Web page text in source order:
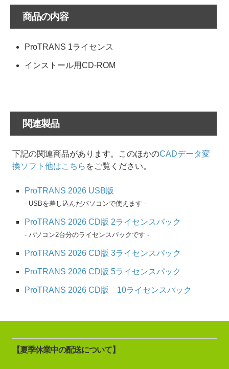
商品の内容
ProTRANS 1ライセンス
インストール用CD-ROM
関連製品
下記の関連商品があります。このほかのCADデータ変
換ソフト他はこちら をご覧ください。
ProTRANS 2026 USB版
- USBを差し込んだパソコンで使えます -
ProTRANS 2026 CD版 2ライセンスパック
- パソコン2台分のライセンスパックです -
ProTRANS 2026 CD版 3ライセンスパック
ProTRANS 2026 CD版 5ライセンスパック
ProTRANS 2026 CD版 10ライセンスパック
【夏季休業中の配送について】